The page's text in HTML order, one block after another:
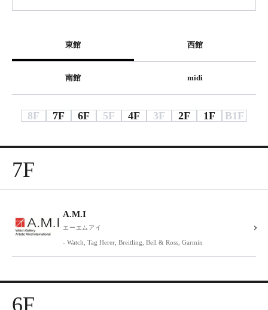
東館 西館
南館 midi
8F 7F 6F 5F 4F 3F 2F 1F B1F
7F
A.M.I
エーエムアイ
- Watch, Tag Herer, Breitling, Bell & Ross, Garmin
6F